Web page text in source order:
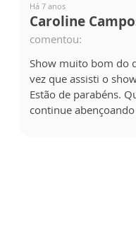
Há 7 anos
Caroline
comentou:
Show muito bom do
vez que assisti o
Estão de parabéns.
continue